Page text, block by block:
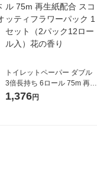
トイレットペーパー ダブル
3倍長持ち 6ロール 75m 再生
紙配合 スコッティフラワー
1,376円